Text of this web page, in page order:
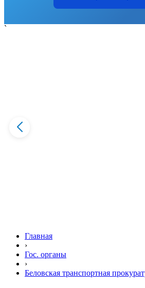
`
Главная
›
Гос. органы
›
Беловская транспортная